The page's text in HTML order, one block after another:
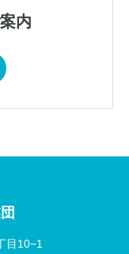
内
目10−1